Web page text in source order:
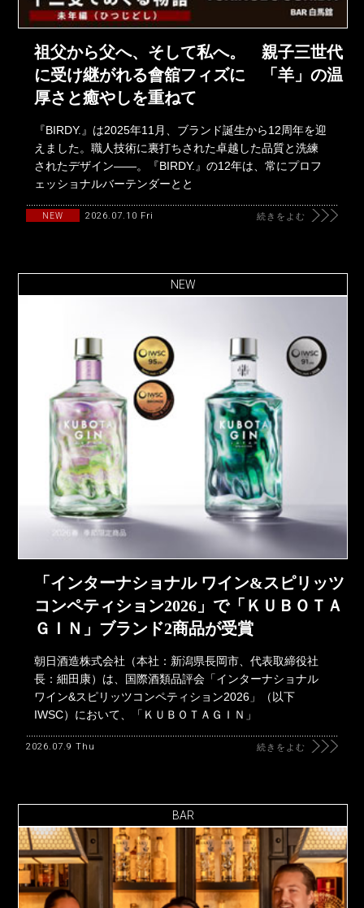
祖父から父へ、そして私へ。 親子三世代
に受け継がれる會舘フィズに 「羊」の温
厚さと癒やしを重ねて
『BIRDY.』は2025年11月、ブランド誕生から12周年を迎
えました。職人技術に裏打ちされた卓越した品質と洗練
されたデザイン――。『BIRDY.』の12年は、常にプロフ
ェッショナルバーテンダーとと
NEW 2026.07.10 Fri 続きをよむ
NEW
「インターナショナル ワイン&スピリッツ
コンペティション2026」で「ＫＵＢＯＴＡ
ＧＩＮ」ブランド2商品が受賞
朝日酒造株式会社（本社：新潟県長岡市、代表取締役社
長：細田康）は、国際酒類品評会「インターナショナル
ワイン&スピリッツコンペティション2026」（以下
IWSC）において、「ＫＵＢＯＴＡＧＩＮ」
2026.07.9 Thu 続きをよむ
BAR